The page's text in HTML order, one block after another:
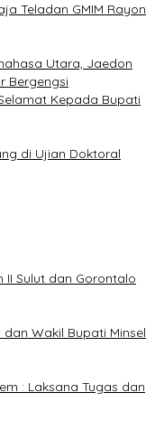
Teladan GMIM Rayon
Utara, Jaedon
Bergengsi
Kepada Bupati
di Ujian Doktoral
II Sulut dan Gorontalo
Wakil Bupati Minsel
: Laksana Tugas dan